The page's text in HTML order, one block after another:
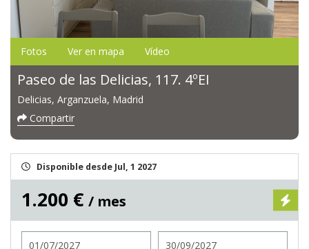
Fotos Ver en mapa Vídeo
Paseo de las Delicias, 117. 4ºEI
Delicias, Arganzuela, Madrid
Compartir
Disponible desde Jul, 1 2027
1.200 € / mes